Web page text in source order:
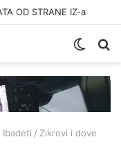
OD STRANE IZ-a
Switch
Ibadeti / Zikrovi i dove